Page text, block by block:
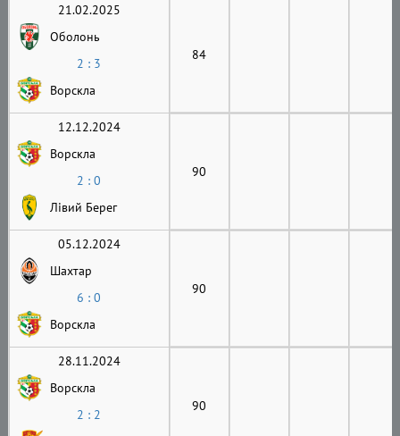
21.02.2025
Оболонь
2 : 3
Ворскла
84
12.12.2024
Ворскла
2 : 0
Лівий Берег
90
05.12.2024
Шахтар
6 : 0
Ворскла
90
28.11.2024
Ворскла
2 : 2
90